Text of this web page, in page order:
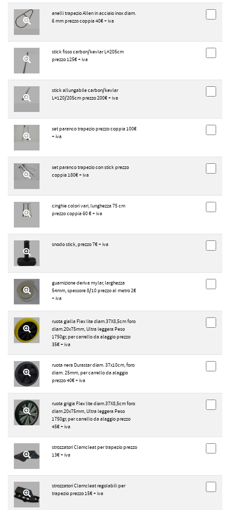
anelli trapezio Allen in acciaio inox diam.
6 mm prezzo coppia 40€ + iva
stick fisso carbon/kevlar L=205cm
prezzo 125€ + iva
stick allungabile carbon/kevlar
L=120/205cm prezzo 200€ + iva
set paranco trapezio prezzo coppia 100€
+ iva
set paranco trapezio con stick prezzo
coppia 180€ + iva
cinghie colori vari, lunghezza 75 cm
prezzo coppia 60 € + iva
snodo stick, prezzo 7€ + iva
guarnizione deriva mylar, larghezza
54mm, spessore 8/10 prezzo al metro 2€
+ iva
ruota gialla Flex lite diam.37X8,5cm foro
diam.20x75mm, Ultra leggera Peso
1750gr, per carrello da alaggio prezzo
35€ + iva
ruota nera Durastar diam. 37x10cm, foro
diam. 25mm, per carrello da alaggio
prezzo 40€ + iva
ruota grigia Flex lite diam.37X8,5cm foro
diam.20x75mm, Ultra leggera Peso
1750gr, per carrello da alaggio prezzo
45€ + iva
strozzatori Clamcleat per trapezio prezzo
13€ + iva
strozzatori Clamcleat regolabili per
trapezio prezzo 15€ + iva